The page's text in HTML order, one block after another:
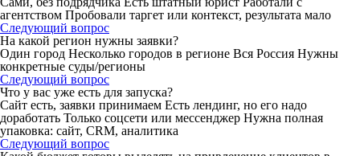
агентством Пробовали таргет или контекст, результата мало
Следующий вопрос
На какой регион нужны заявки?
Один город Несколько городов в регионе Вся Россия Нужны
конкретные суды/регионы
Следующий вопрос
Что у вас уже есть для запуска?
Сайт есть, заявки принимаем Есть лендинг, но его надо
доработать Только соцсети или мессенджер Нужна полная
упаковка: сайт, CRM, аналитика
Следующий вопрос